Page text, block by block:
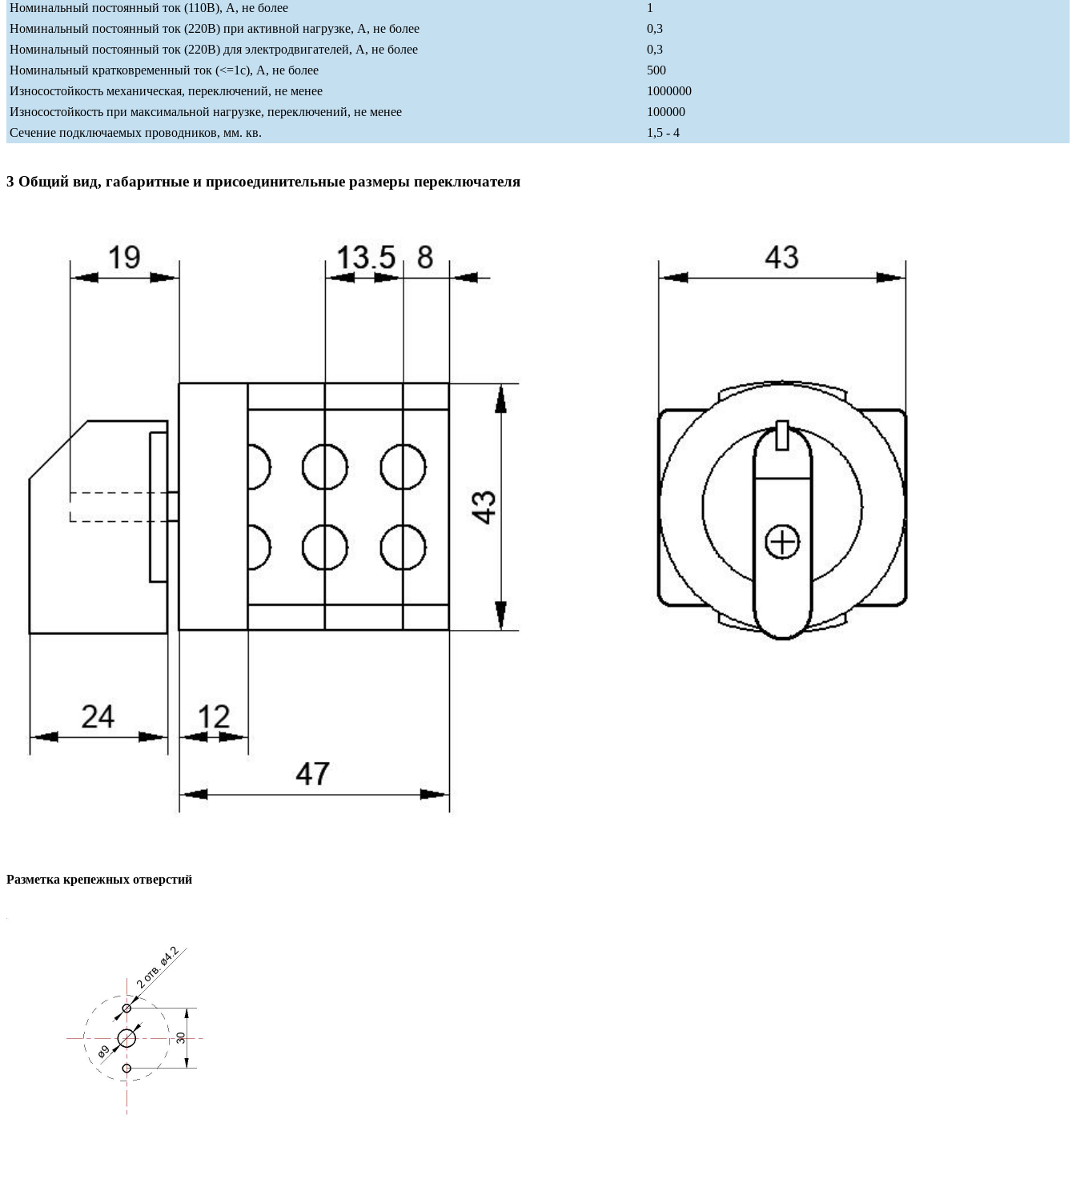
Номинальный постоянный ток (110В), А, не более
1
Номинальный постоянный ток (220В) при активной нагрузке, А, не более
0,3
Номинальный постоянный ток (220В) для электродвигателей, А, не более
0,3
Номинальный кратковременный ток (<=1c), А, не более
500
Износостойкость механическая, переключений, не менее
1000000
Износостойкость при максимальной нагрузке, переключений, не менее
100000
Сечение подключаемых проводников, мм. кв.
1,5 - 4
3 Общий вид, габаритные и присоединительные размеры переключателя
Разметка крепежных отверстий